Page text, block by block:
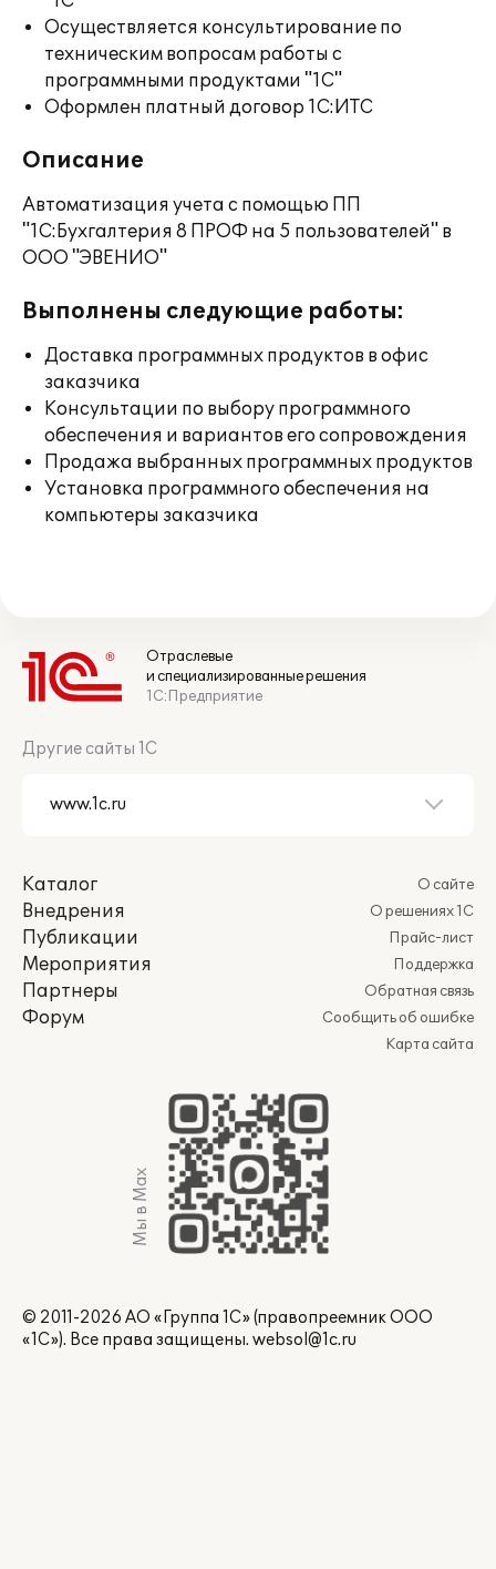
Осуществляется консультирование по
техническим вопросам работы с
программными продуктами "1С"
Оформлен платный договор 1С:ИТС
Описание
Автоматизация учета с помощью ПП
"1С:Бухгалтерия 8 ПРОФ на 5 пользователей" в
ООО "ЭВЕНИО"
Выполнены следующие работы:
Доставка программных продуктов в офис
заказчика
Консультации по выбору программного
обеспечения и вариантов его сопровождения
Продажа выбранных программных продуктов
Установка программного обеспечения на
компьютеры заказчика
Отраслевые
и специализированные решения
1С:Предприятие
Другие сайты 1С
Каталог
Внедрения
Публикации
Мероприятия
Партнеры
Форум
О сайте
О решениях 1С
Прайс-лист
Поддержка
Обратная связь
Сообщить об ошибке
Карта сайта
Мы в Max
© 2011-2026 АО «Группа 1С» (правопреемник ООО
«1С»). Все права защищены. websol@1c.ru